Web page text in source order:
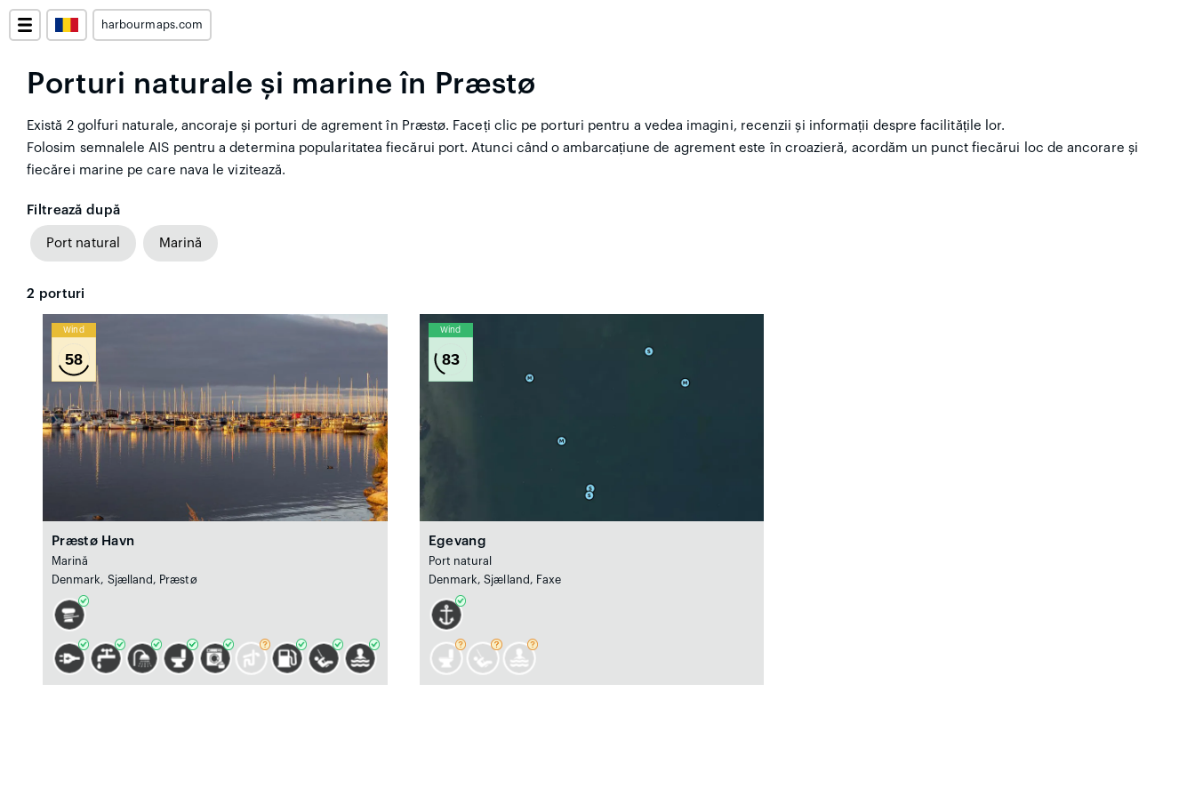
harbourmaps.com
Porturi naturale și marine în Præstø
Există 2 golfuri naturale, ancoraje și porturi de agrement în Præstø. Faceți clic pe porturi pentru a vedea imagini, recenzii și informații despre facilitățile lor.
Folosim semnalele AIS pentru a determina popularitatea fiecărui port. Atunci când o ambarcațiune de agrement este în croazieră, acordăm un punct fiecărui loc de ancorare și
fiecărei marine pe care nava le vizitează.
Filtrează după
Port natural Marină
2 porturi
Wind
58
Præstø Havn
Marină
Denmark, Sjælland, Præstø
Wind
83
Egevang
Port natural
Denmark, Sjælland, Faxe